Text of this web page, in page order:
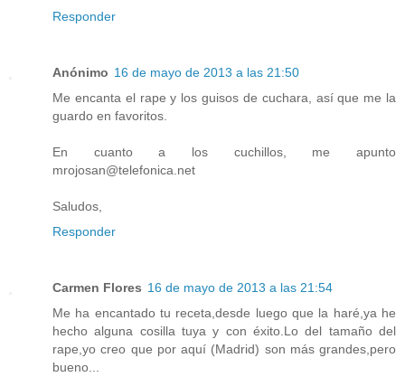
Responder
Anónimo 16 de mayo de 2013 a las 21:50
Me encanta el rape y los guisos de cuchara, así que me la
guardo en favoritos.
En cuanto a los cuchillos, me apunto
mrojosan@telefonica.net
Saludos,
Responder
Carmen Flores 16 de mayo de 2013 a las 21:54
Me ha encantado tu receta,desde luego que la haré,ya he
hecho alguna cosilla tuya y con éxito.Lo del tamaño del
rape,yo creo que por aquí (Madrid) son más grandes,pero
bueno...